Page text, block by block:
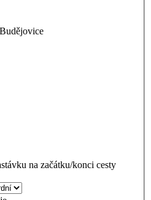
na začátku/konci cesty